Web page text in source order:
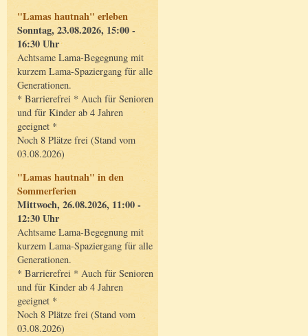
"Lamas hautnah" erleben
Sonntag, 23.08.2026, 15:00 -
16:30 Uhr
Achtsame Lama-Begegnung mit
kurzem Lama-Spaziergang für alle
Generationen.
* Barrierefrei * Auch für Senioren
und für Kinder ab 4 Jahren
geeignet *
Noch 8 Plätze frei (Stand vom
03.08.2026)
"Lamas hautnah" in den
Sommerferien
Mittwoch, 26.08.2026, 11:00 -
12:30 Uhr
Achtsame Lama-Begegnung mit
kurzem Lama-Spaziergang für alle
Generationen.
* Barrierefrei * Auch für Senioren
und für Kinder ab 4 Jahren
geeignet *
Noch 8 Plätze frei (Stand vom
03.08.2026)